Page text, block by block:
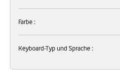
Farbe :
Keyboard-Typ und Sprache :